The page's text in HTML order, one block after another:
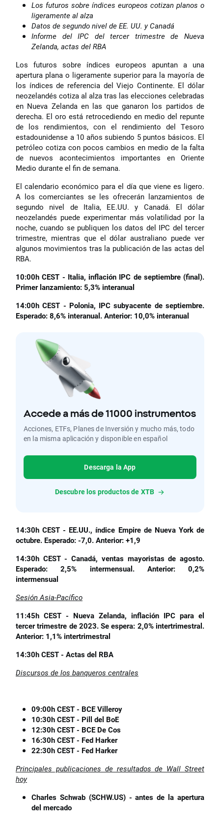
Los futuros sobre índices europeos cotizan planos o
ligeramente al alza
Datos de segundo nivel de EE. UU. y Canadá
Informe del IPC del tercer trimestre de Nueva
Zelanda, actas del RBA
Los futuros sobre índices europeos apuntan a una
apertura plana o ligeramente superior para la mayoría de
los índices de referencia del Viejo Continente. El dólar
neozelandés cotiza al alza tras las elecciones celebradas
en Nueva Zelanda en las que ganaron los partidos de
derecha. El oro está retrocediendo en medio del repunte
de los rendimientos, con el rendimiento del Tesoro
estadounidense a 10 años subiendo 5 puntos básicos. El
petróleo cotiza con pocos cambios en medio de la falta
de nuevos acontecimientos importantes en Oriente
Medio durante el fin de semana.
El calendario económico para el día que viene es ligero.
A los comerciantes se les ofrecerán lanzamientos de
segundo nivel de Italia, EE.UU. y Canadá. El dólar
neozelandés puede experimentar más volatilidad por la
noche, cuando se publiquen los datos del IPC del tercer
trimestre, mientras que el dólar australiano puede ver
algunos movimientos tras la publicación de las actas del
RBA.
10:00h CEST - Italia, inflación IPC de septiembre (final).
Primer lanzamiento: 5,3% interanual
14:00h CEST - Polonia, IPC subyacente de septiembre.
Esperado: 8,6% interanual. Anterior: 10,0% interanual
Accede a más de 11000 instrumentos
Acciones, ETFs, Planes de Inversión y mucho más, todo
en la misma aplicación y disponible en español
Descarga la App
Descubre los productos de XTB
14:30h CEST - EE.UU., índice Empire de Nueva York de
octubre. Esperado: -7,0. Anterior: +1,9
14:30h CEST - Canadá, ventas mayoristas de agosto.
Esperado: 2,5% intermensual. Anterior: 0,2%
intermensual
Sesión Asia-Pacífico
11:45h CEST - Nueva Zelanda, inflación IPC para el
tercer trimestre de 2023. Se espera: 2,0% intertrimestral.
Anterior: 1,1% intertrimestral
14:30h CEST - Actas del RBA
Discursos de los banqueros centrales
09:00h CEST - BCE Villeroy
10:30h CEST - Pill del BoE
12:30h CEST - BCE De Cos
16:30h CEST - Fed Harker
22:30h CEST - Fed Harker
Principales publicaciones de resultados de Wall Street
hoy
Charles Schwab (SCHW.US) - antes de la apertura
del mercado